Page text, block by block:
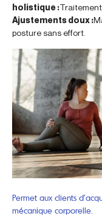
holistique :
Ajustements doux :
posture sans effort.
Permet aux clients
mécanique corporelle.